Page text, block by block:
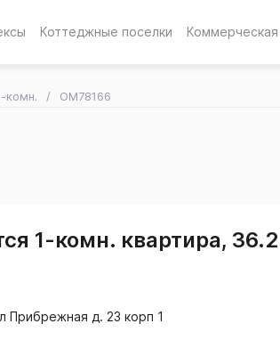
Коттеджные поселки Коммерческая
комн. OM78166
1-комн. квартира,
Прибрежная д. 23 корп 1